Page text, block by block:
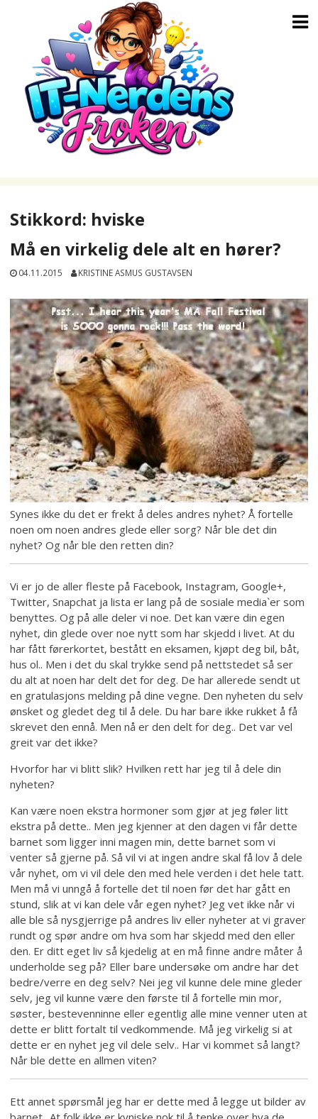
Stikkord: hviske
Må en virkelig dele alt en hører?
04.11.2015 KRISTINE ASMUS GUSTAVSEN
Synes ikke du det er frekt å deles andres nyhet? Å fortelle
noen om noen andres glede eller sorg? Når ble det din
nyhet? Og når ble den retten din?
Vi er jo de aller fleste på Facebook, Instagram, Google+,
Twitter, Snapchat ja lista er lang på de sosiale media`er som
benyttes. Og på alle deler vi noe. Det kan være din egen
nyhet, din glede over noe nytt som har skjedd i livet. At du
har fått førerkortet, bestått en eksamen, kjøpt deg bil, båt,
hus ol.. Men i det du skal trykke send på nettstedet så ser
du alt at noen har delt det for deg. De har allerede sendt ut
en gratulasjons melding på dine vegne. Den nyheten du selv
ønsket og gledet deg til å dele. Du har bare ikke rukket å få
skrevet den ennå. Men nå er den delt for deg.. Det var vel
greit var det ikke?
Hvorfor har vi blitt slik? Hvilken rett har jeg til å dele din
nyheten?
Kan være noen ekstra hormoner som gjør at jeg føler litt
ekstra på dette.. Men jeg kjenner at den dagen vi får dette
barnet som ligger inni magen min, dette barnet som vi
venter så gjerne på. Så vil vi at ingen andre skal få lov å dele
vår nyhet, om vi vil dele den med hele verden i det hele tatt.
Men må vi unngå å fortelle det til noen før det har gått en
stund, slik at vi kan dele vår egen nyhet? Jeg vet ikke når vi
alle ble så nysgjerrige på andres liv eller nyheter at vi graver
rundt og spør andre om hva som har skjedd med den eller
den. Er ditt eget liv så kjedelig at en må finne andre måter å
underholde seg på? Eller bare undersøke om andre har det
bedre/verre en deg selv? Nei jeg vil kunne dele mine gleder
selv, jeg vil kunne være den første til å fortelle min mor,
søster, bestevenninne eller egentlig alle mine venner uten at
dette er blitt fortalt til vedkommende. Må jeg virkelig si at
dette er en nyhet jeg vil dele selv.. Har vi kommet så langt?
Når ble dette en allmen viten?
Ett annet spørsmål jeg har er dette med å legge ut bilder av